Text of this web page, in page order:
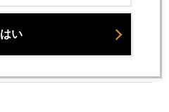
はい